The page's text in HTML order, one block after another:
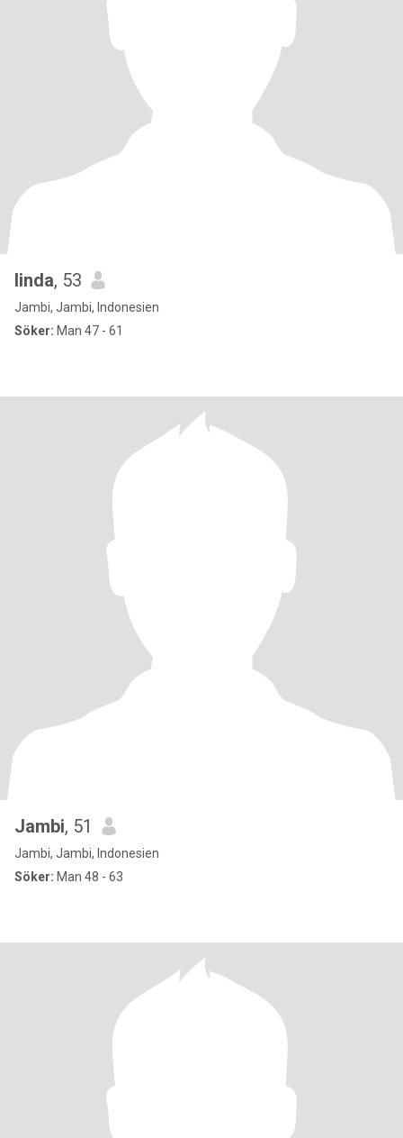
linda, 53
Jambi, Jambi, Indonesien
Söker: Man 47 - 61
Jambi, 51
Jambi, Jambi, Indonesien
Söker: Man 48 - 63